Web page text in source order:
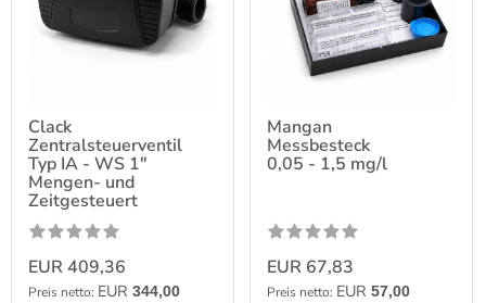
Clack
Zentralsteuerventil
Typ IA - WS 1"
Mengen- und
Zeitgesteuert
EUR 409,36
Preis netto: EUR 344,00
Mangan
Messbesteck
0,05 - 1,5 mg/l
EUR 67,83
Preis netto: EUR57,00